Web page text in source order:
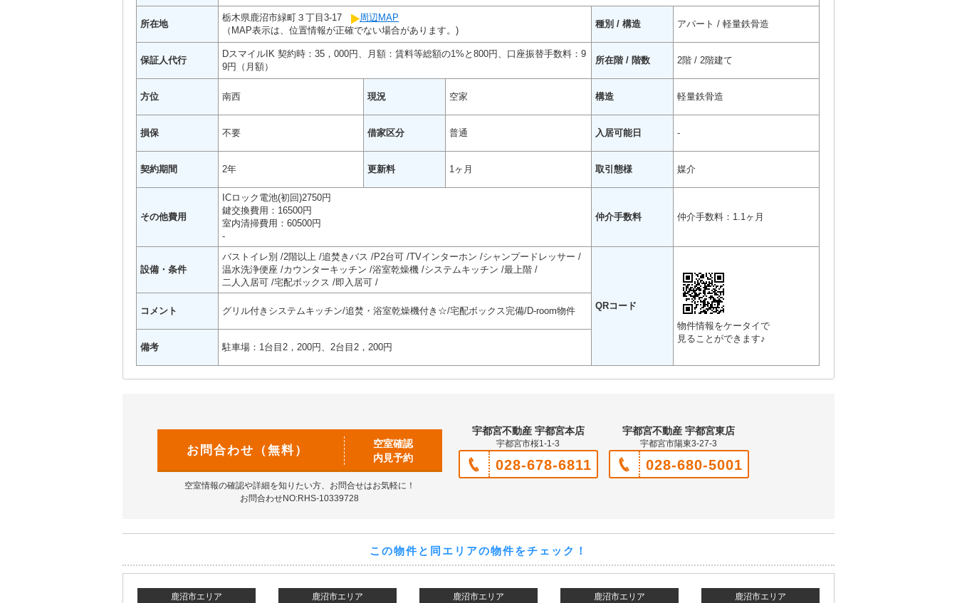
所在地
栃木県鹿沼市緑町３丁目3-17
周辺MAP
（MAP表示は、位置情報が正確でない場合があります。)
種別 / 構造 アパート / 軽量鉄骨造
保証人代行
DスマイルIK 契約時：35，000円、月額：賃料等総額の1%と800円、口座振替手数料：9
9円（月額）
所在階 / 階数 2階 / 2階建て
方位 南西 現況 空家 構造 軽量鉄骨造
損保 不要 借家区分 普通 入居可能日 -
契約期間 2年 更新料 1ヶ月 取引態様 媒介
その他費用
ICロック電池(初回)2750円
鍵交換費用：16500円
室内清掃費用：60500円
-
仲介手数料 仲介手数料：1.1ヶ月
設備・条件
バストイレ別 2階以上 追焚きバス P2台可 TVインターホン
シャンプードレッサー
温水洗浄便座 カウンターキッチン 浴室乾燥機 システムキッチン 最上階
二人入居可 宅配ボックス 即入居可
QRコード
物件情報をケータイで
見ることができます♪
コメント グリル付きシステムキッチン/追焚・浴室乾燥機付き☆/宅配ボックス完備/D-room物件
備考 駐車場：1台目2，200円、2台目2，200円
お問合わせ（無料）
空室確認
内見予約
空室情報の確認や詳細を知りたい方、お問合せはお気軽に！
お問合わせNO:RHS-10339728
宇都宮不動産 宇都宮本店
宇都宮市桜1-1-3
028-678-6811
宇都宮不動産 宇都宮東店
宇都宮市陽東3-27-3
028-680-5001
この物件と同エリアの物件をチェック！